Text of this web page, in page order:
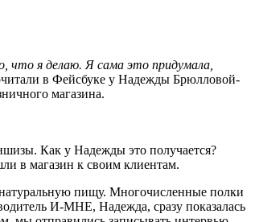
что я делаю. Я сама это придумала,
в Фейсбуке у Надежды Брюлловой-
магазина.
Как у Надежды это получается?
в магазин к своим клиентам.
пищу. Многочисленные полки
И-МНЕ, Надежда, сразу показалась